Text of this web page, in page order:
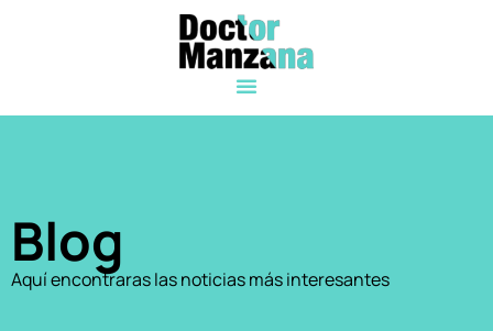
Blog
Aquí encontraras las noticias más interesantes